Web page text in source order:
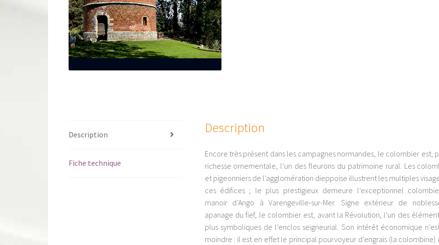
Description
Fiche technique
Description
Encore très présent dans les campagnes normandes, le colombier est,
richesse ornementale, l’un des fleurons du patrimoine rural. Les
et pigeonniers de l’agglomération dieppoise illustrent les multiples
ces édifices ; le plus prestigieux demeure l’exceptionnel
manoir d’Ango à Varengeville-sur-Mer. Signe extérieur de
apanage du fief, le colombier est, avant la Révolution, l’un des
plus symboliques de l’enclos seigneurial. Son intérêt économique
moindre : il est en effet le principal pourvoyeur d’engrais (la colombine)